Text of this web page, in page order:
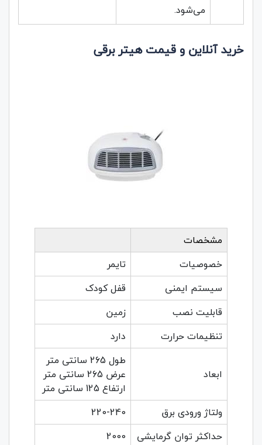
می‌شود.
خرید آنلاین و قیمت هیتر برقی
مشخصات
خصوصیات
تایمر
سیستم ایمنی
قفل کودک
قابلیت نصب
زمین
تنظیمات حرارت
دارد
ابعاد
طول 265 سانتی متر
عرض 265 سانتی متر
ارتفاع 125 سانتی متر
ولتاژ ورودی برق
220-240
حداکثر توان گرمایشی
2000